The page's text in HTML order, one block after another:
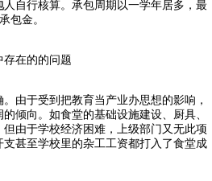
人自行核算。承包周期以一学年居多，最
包金。
在的的问题
于受到把教育当产业办思想的影响，
倾向。如食堂的基础设施建设、厨具、
由于学校经济困难，上级部门又无此项
甚至学校里的杂工工资都打入了食堂成